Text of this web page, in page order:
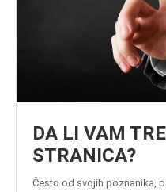
DA LI VAM
STRANICA?
Često od svojih poznanika,